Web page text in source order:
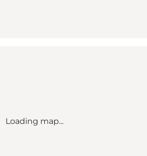
Loading map...